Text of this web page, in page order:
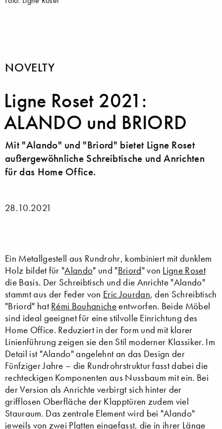
NOVELTY
Ligne Roset 2021:
ALANDO und BRIORD
Mit "Alando" und "Briord" bietet Ligne Roset
außergewöhnliche Schreibtische und Anrichten
für das Home Office.
28.10.2021
Ein Metallgestell aus Rundrohr, kombiniert mit dunklem
Holz bildet für "Alando" und "Briord" von Ligne Roset
die Basis. Der Schreibtisch und die Anrichte "Alando"
stammt aus der Feder von Eric Jourdan, den Schreibtisch
"Briord" hat Rémi Bouhanicheentworfen. Beide Möbel
sind ideal geeignet für eine stilvolle Einrichtung des
Home Office. Reduziert in der Form und mit klarer
Linienführung zeigen sie den Stil moderner Klassiker. Im
Detail ist "Alando" angelehnt an das Design der
Fünfziger Jahre – die Rundrohrstruktur fasst dabei die
rechteckigen Komponenten aus Nussbaum mit ein. Bei
der Version als Anrichte verbirgt sich hinter der
grifflosen Oberfläche der Klapptüren zudem viel
Stauraum. Das zentrale Element wird bei "Alando"
jeweils von zwei Platten eingefasst, die in ihrer Länge